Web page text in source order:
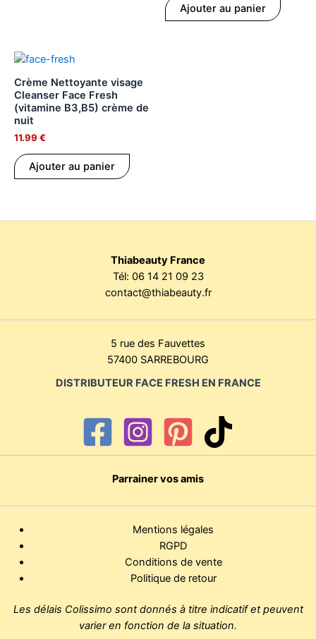
Ajouter au panier
Crème Nettoyante visage
Cleanser Face Fresh
(vitamine B3,B5) crème de
nuit
11.99 €
Ajouter au panier
Thiabeauty France
Tél: 06 14 21 09 23
contact@thiabeauty.fr
5 rue des Fauvettes
57400 SARREBOURG
DISTRIBUTEUR FACE FRESH EN FRANCE
Parrainer vos amis
Mentions légales
RGPD
Conditions de vente
Politique de retour
Les délais Colissimo sont donnés à titre indicatif et peuvent
varier en fonction de la situation.